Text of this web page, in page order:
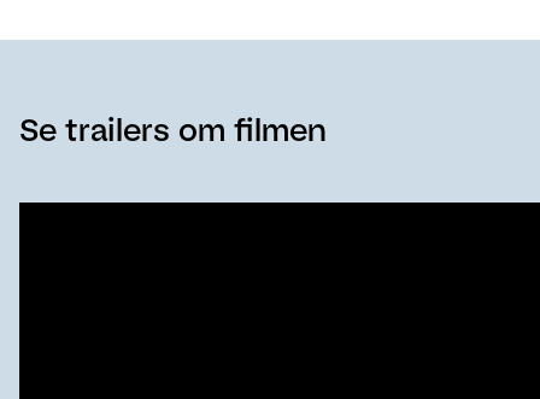
Se trailers om filmen